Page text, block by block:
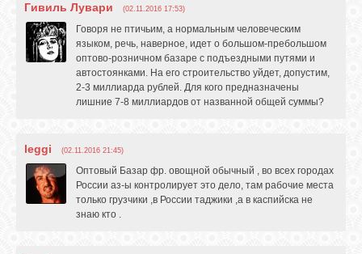
ОБЪЯВЛЕНИЯ
ВОПРОСЫ /
ВХОД
Гивиль Лувари (02.11.2016 17:53)
Говоря не птичьим, а нормальным человеческим
языком, речь, наверное, идет о большом-пребольшом
оптово-розничном базаре с подъездными путями и
автостоянками. На его строительство уйдет, допустим,
2-3 миллиарда рублей. Для кого предназначены
лишние 7-8 миллиардов от названной общей суммы?
leggi (02.11.2016 21:45)
Оптовый Базар фр. овощной обычный , во всех городах
России аз-ы контролирует это дело, там рабочие места
только грузчики ,в России таджики ,а в каспийска не
знаю кто .